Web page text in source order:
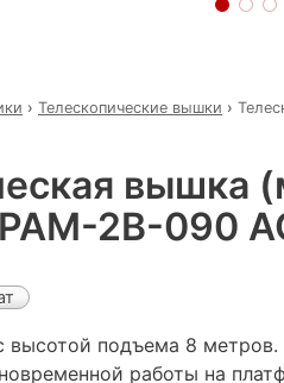
› Телескопические вышки ›
вышка
2В-090
высотой подъема 8 метров.
работы на